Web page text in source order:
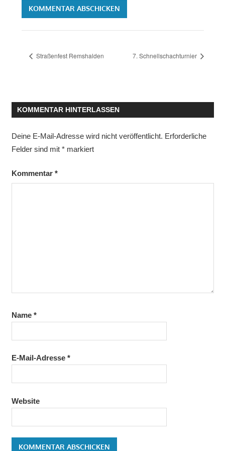
Straßenfest Remshalden 7. Schnellschachturnier
KOMMENTAR HINTERLASSEN
Deine E-Mail-Adresse wird nicht veröffentlicht. Erforderliche
Felder sind mit *markiert
Kommentar *
Name *
E-Mail-Adresse *
Website